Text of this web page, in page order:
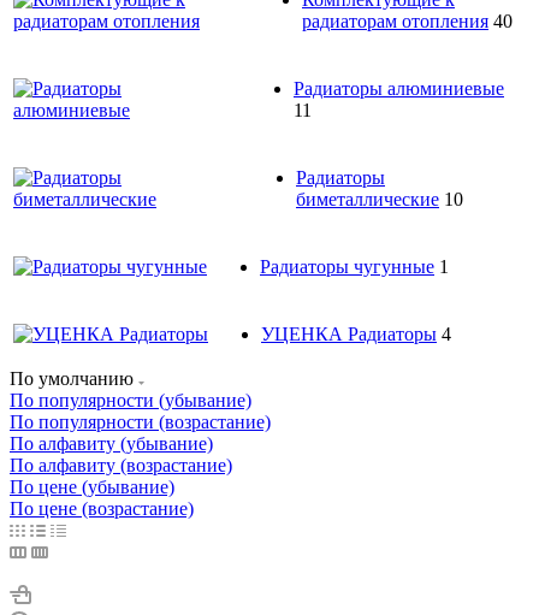
радиаторам отопления 40
Радиаторы алюминиевые
11
Радиаторы
биметаллические 10
Радиаторы чугунные 1
УЦЕНКА Радиаторы 4
По умолчанию
По популярности (убывание)
По популярности (возрастание)
По алфавиту (убывание)
По алфавиту (возрастание)
По цене (убывание)
По цене (возрастание)